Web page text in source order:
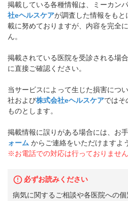
掲載している各種情報は、ミーカン
社eヘルスケアが調査した情報をも
載に努めておりますが、内容を完全
ん。
掲載されている医院を受診される場
に直接ご確認ください。
当サービスによって生じた損害につ
社および株式会社eヘルスケアではそ
ものとします。
掲載情報に誤りがある場合には、お手
ォーム からご連絡をいただけますよ
※お電話での対応は行っておりません
必ずお読みください
病気に関するご相談や各医院への